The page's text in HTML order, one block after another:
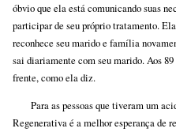
óbvio que ela está comunicando suas
participar de seu próprio tratamento.
reconhece seu marido e família
sai diariamente com seu marido. Aos
frente, como ela diz.
Para as pessoas que tiveram um
Regenerativa é a melhor esperança de